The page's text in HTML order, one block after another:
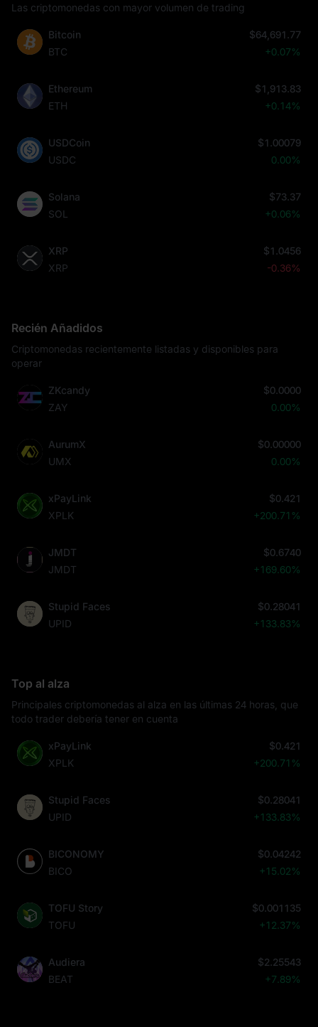
Las criptomonedas con mayor volumen de trading
Bitcoin
BTC
$64,691.77
+0.07%
Ethereum
ETH
$1,913.83
+0.14%
USDCoin
USDC
$1.00079
0.00%
Solana
SOL
$73.37
+0.06%
XRP
XRP
$1.0456
-0.36%
Recién Añadidos
Criptomonedas recientemente listadas y disponibles para
operar
ZKcandy
ZAY
$0.0000
0.00%
AurumX
UMX
$0.00000
0.00%
xPayLink
XPLK
$0.421
+200.71%
JMDT
JMDT
$0.6740
+169.60%
Stupid Faces
UPID
$0.28041
+133.83%
Top al alza
Principales criptomonedas al alza en las últimas 24 horas, que
todo trader debería tener en cuenta
xPayLink
XPLK
$0.421
+200.71%
Stupid Faces
UPID
$0.28041
+133.83%
BICONOMY
BICO
$0.04242
+15.02%
TOFU Story
TOFU
$0.001135
+12.37%
Audiera
BEAT
$2.25543
+7.89%